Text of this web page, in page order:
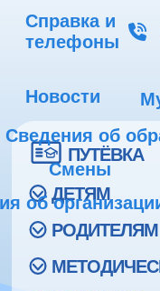
Справка и
телефоны
Новости
Сведения об
Смены
об
ПУТЁВКА
ДЕТЯМ
РОДИТЕЛЯМ